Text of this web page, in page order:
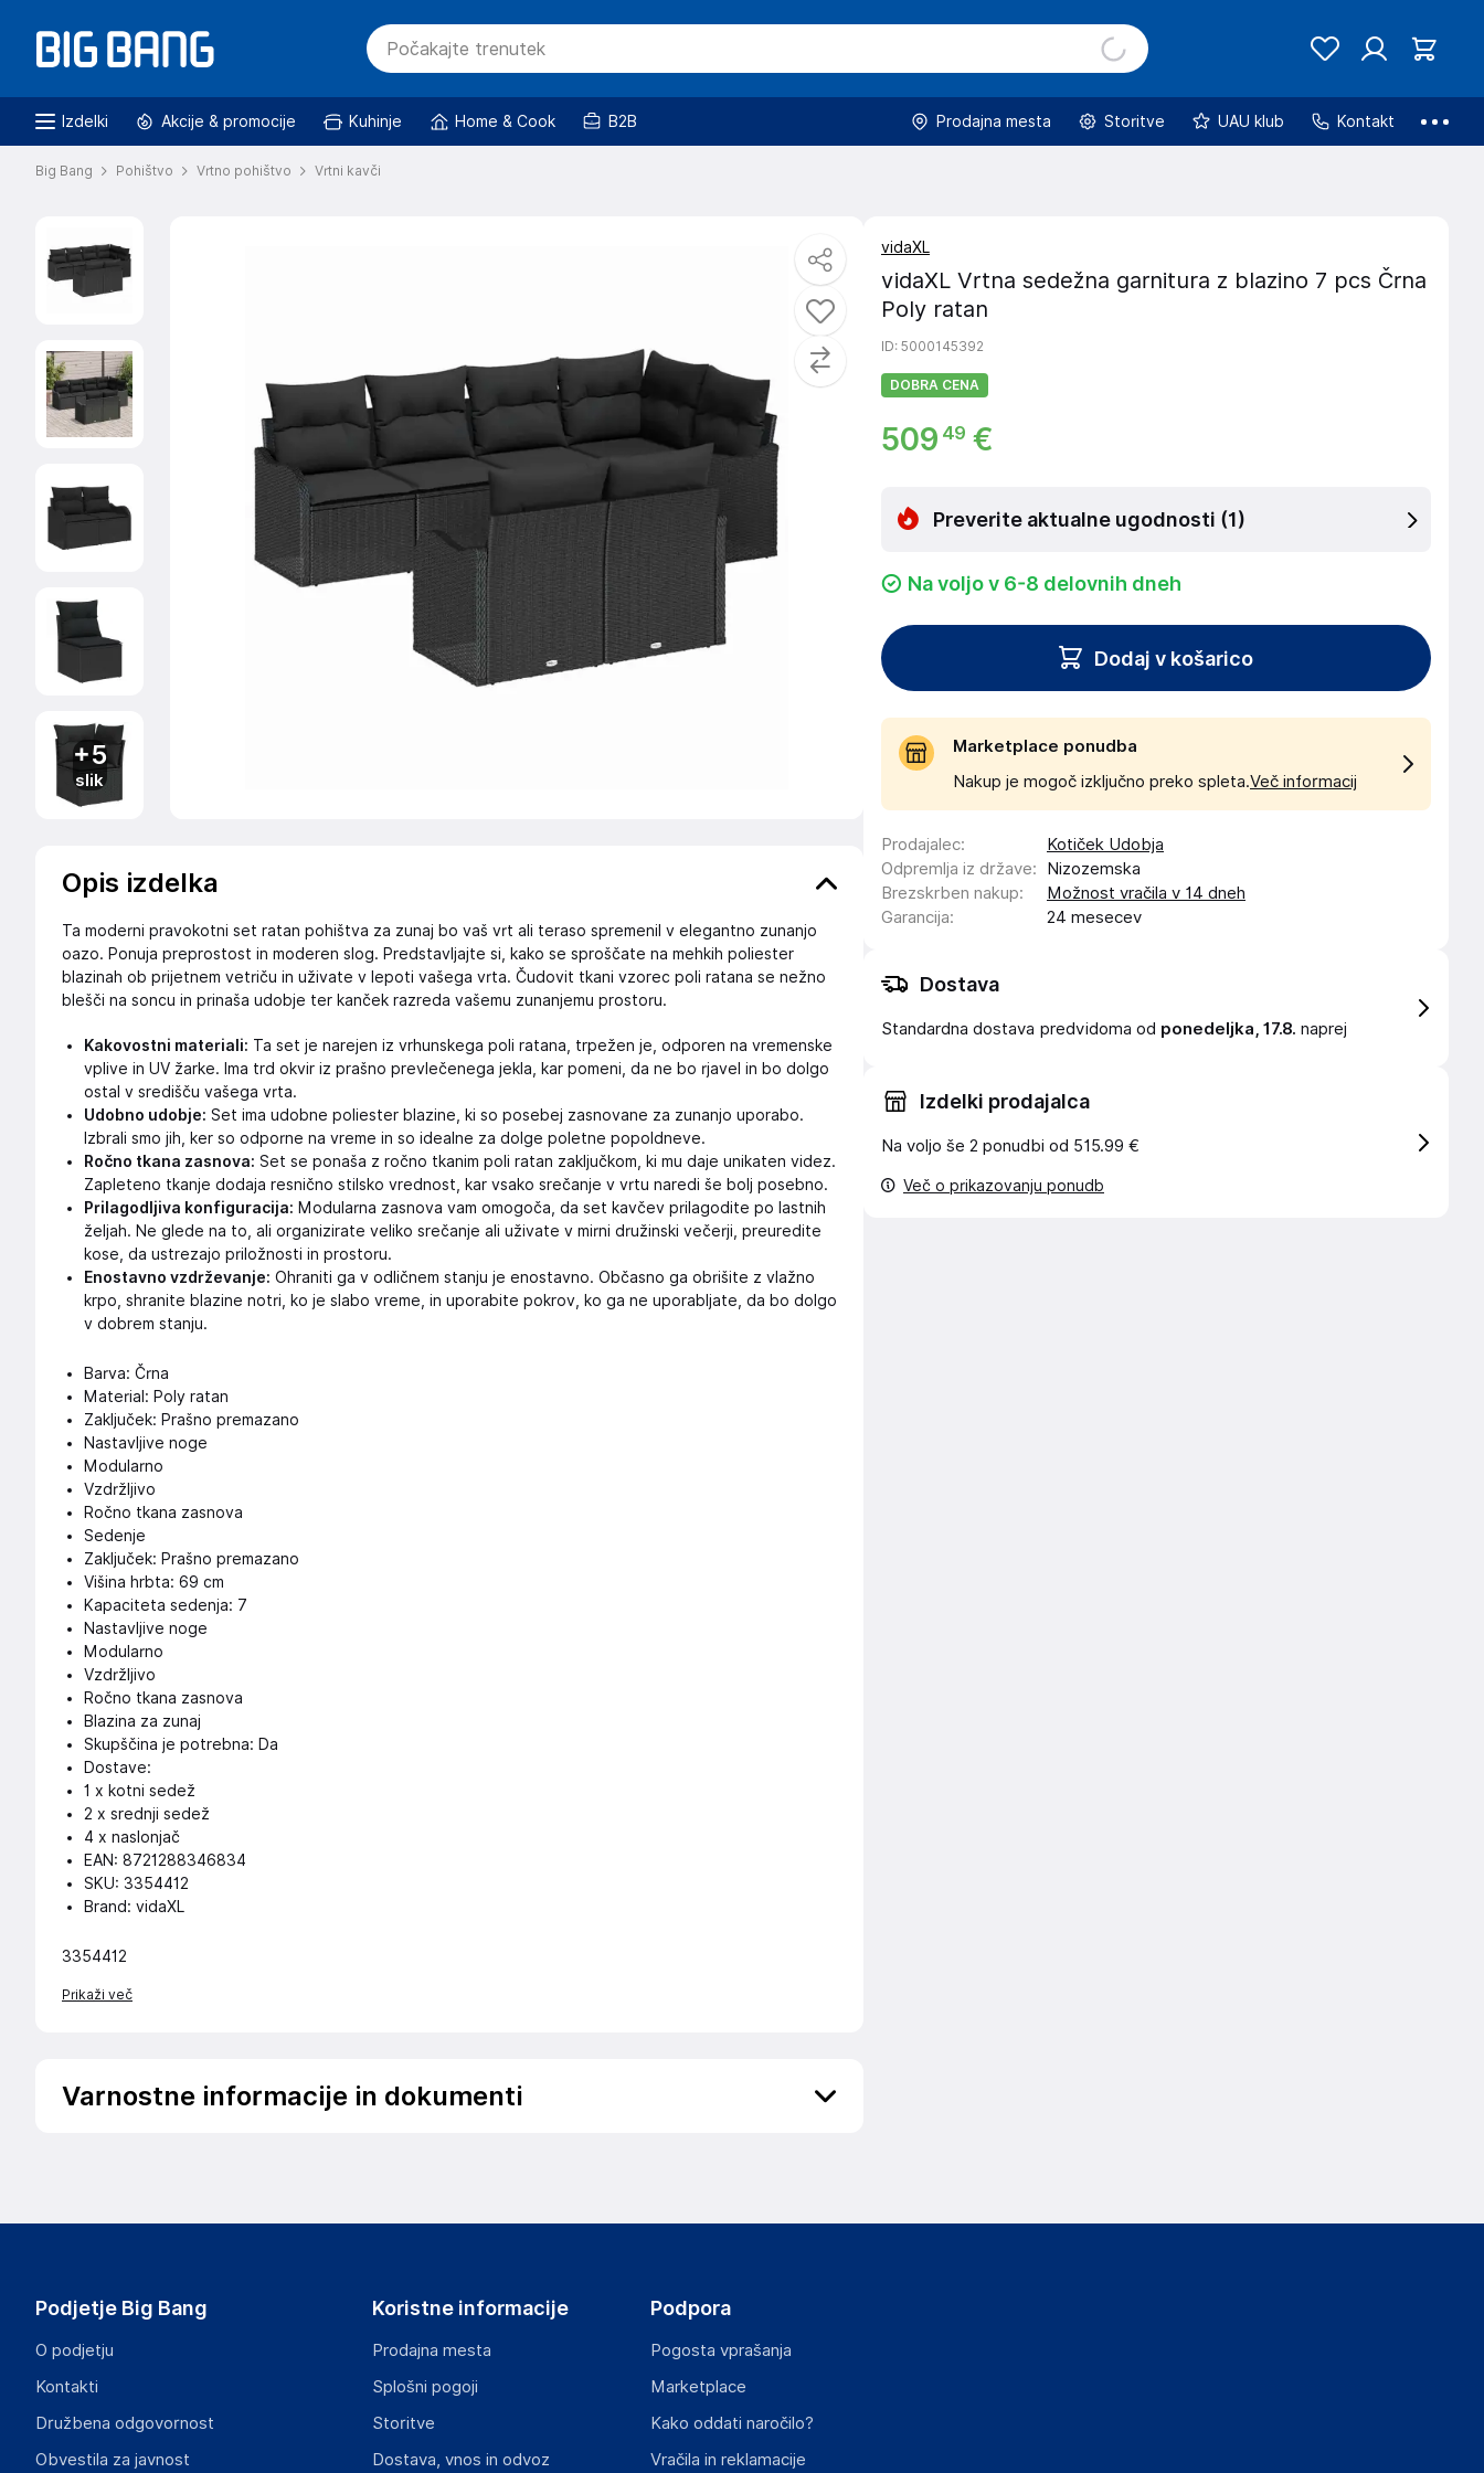
Izdelki Akcije & promocije Kuhinje Home & Cook B2B Prodajna mesta Storitve UAU klub Kontakt
Big Bang Pohištvo Vrtno pohištvo Vrtni kavči
+5
slik
Opis izdelka
Ta moderni pravokotni set ratan pohištva za zunaj bo vaš vrt ali teraso spremenil v elegantno zunanjo
oazo. Ponuja preprostost in moderen slog. Predstavljajte si, kako se sproščate na mehkih poliester
blazinah ob prijetnem vetriču in uživate v lepoti vašega vrta. Čudovit tkani vzorec poli ratana se nežno
blešči na soncu in prinaša udobje ter kanček razreda vašemu zunanjemu prostoru.
Kakovostni materiali: Ta set je narejen iz vrhunskega poli ratana, trpežen je, odporen na vremenske
vplive in UV žarke. Ima trd okvir iz prašno prevlečenega jekla, kar pomeni, da ne bo rjavel in bo dolgo
ostal v središču vašega vrta.
Udobno udobje: Set ima udobne poliester blazine, ki so posebej zasnovane za zunanjo uporabo.
Izbrali smo jih, ker so odporne na vreme in so idealne za dolge poletne popoldneve.
Ročno tkana zasnova: Set se ponaša z ročno tkanim poli ratan zaključkom, ki mu daje unikaten videz.
Zapleteno tkanje dodaja resnično stilsko vrednost, kar vsako srečanje v vrtu naredi še bolj posebno.
Prilagodljiva konfiguracija: Modularna zasnova vam omogoča, da set kavčev prilagodite po lastnih
željah. Ne glede na to, ali organizirate veliko srečanje ali uživate v mirni družinski večerji, preuredite
kose, da ustrezajo priložnosti in prostoru.
Enostavno vzdrževanje: Ohraniti ga v odličnem stanju je enostavno. Občasno ga obrišite z vlažno
krpo, shranite blazine notri, ko je slabo vreme, in uporabite pokrov, ko ga ne uporabljate, da bo dolgo
v dobrem stanju.
Barva: Črna
Material: Poly ratan
Zaključek: Prašno premazano
Nastavljive noge
Modularno
Vzdržljivo
Ročno tkana zasnova
Sedenje
Zaključek: Prašno premazano
Višina hrbta: 69 cm
Kapaciteta sedenja: 7
Nastavljive noge
Modularno
Vzdržljivo
Ročno tkana zasnova
Blazina za zunaj
Skupščina je potrebna: Da
Dostave:
1 x kotni sedež
2 x srednji sedež
4 x naslonjač
EAN: 8721288346834
SKU: 3354412
Brand: vidaXL
3354412
Prikaži več
Varnostne informacije in dokumenti
https://www.vidaxl.nl/
Gospodarski subjekt s sedežem v EU, ki zagotavlja skladnost izdelka z zahtevanimi predpisi.
Mary Kingsleystraat 1, 5928 SK Venlo
vidaXL
vidaXL Vrtna sedežna garnitura z blazino 7 pcs Črna
Poly ratan
ID: 5000145392
DOBRA CENA
509 49 €
Preverite aktualne ugodnosti (1)
Na voljo v 6-8 delovnih dneh
Dodaj v košarico
Marketplace ponudba
Nakup je mogoč izključno preko spleta.Več informacij
Prodajalec:
Kotiček Udobja
Odpremlja iz države:
Nizozemska
Brezskrben nakup:
Možnost vračila v 14 dneh
Garancija: 24 mesecev
Dostava
Standardna dostava predvidoma od ponedeljka, 17.8. naprej
Izdelki prodajalca
Na voljo še 2 ponudbi od 515.99 €
Več o prikazovanju ponudb
Podjetje Big Bang
O podjetju
Kontakti
Družbena odgovornost
Obvestila za javnost
Koristne informacije
Prodajna mesta
Splošni pogoji
Storitve
Dostava, vnos in odvoz
Podpora
Pogosta vprašanja
Marketplace
Kako oddati naročilo?
Vračila in reklamacije